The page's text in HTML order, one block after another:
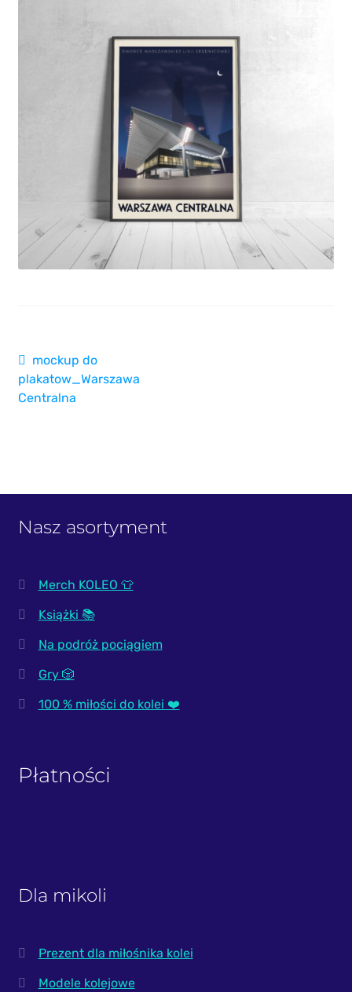
Nawigacja
wpisu
Poprzedni
wpis:
mockup do
plakatow_Warszawa
Centralna
Nasz asortyment
Merch KOLEO 👕
Książki 📚
Na podróż pociągiem
Gry 🎲
100 % miłości do kolei ❤️
Płatności
Dla mikoli
Prezent dla miłośnika kolei
Modele kolejowe